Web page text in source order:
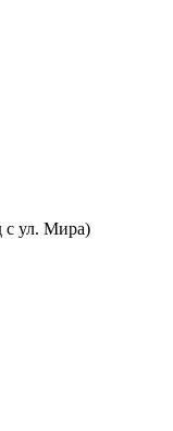
с ул. Мира)